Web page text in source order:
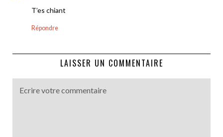
T’es chiant
Répondre
LAISSER UN COMMENTAIRE